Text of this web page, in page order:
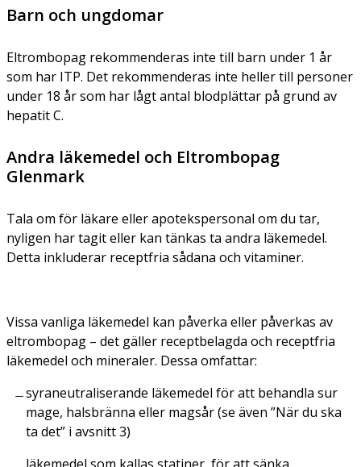
Barn och ungdomar
Eltrombopag rekommenderas inte till barn under 1 år
som har ITP. Det rekommenderas inte heller till personer
under 18 år som har lågt antal blodplättar på grund av
hepatit C.
Andra läkemedel och Eltrombopag
Glenmark
Tala om för läkare eller apotekspersonal om du tar,
nyligen har tagit eller kan tänkas ta andra läkemedel.
Detta inkluderar receptfria sådana och vitaminer.
Vissa vanliga läkemedel kan påverka eller påverkas av
eltrombopag – det gäller receptbelagda och receptfria
läkemedel och mineraler. Dessa omfattar:
syraneutraliserande läkemedel för att behandla sur
mage, halsbränna eller magsår (se även ”När du ska
ta det” i avsnitt 3)